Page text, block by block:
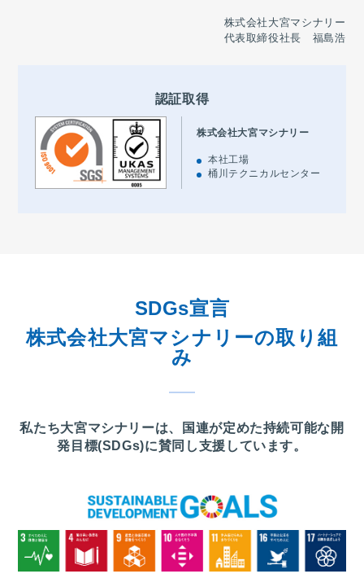
株式会社大宮マシナリー
代表取締役社長 福島浩
認証取得
株式会社大宮マシナリー
本社工場
桶川テクニカルセンター
SDGs宣言
株式会社大宮マシナリーの取り組
み
私たち大宮マシナリーは、国連が定めた持続可能な開
発目標(SDGs)に賛同し支援しています。